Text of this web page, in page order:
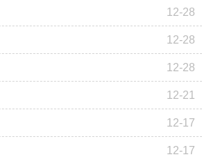
12-28
12-28
12-28
12-21
12-17
12-17